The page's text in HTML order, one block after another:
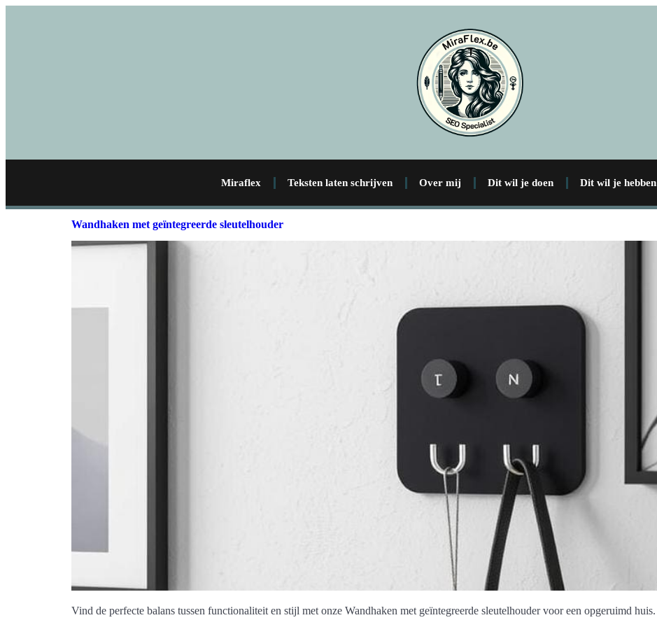
Miraflex Teksten laten schrijven Over mij Dit wil je doen Dit wil je hebben
Wandhaken met geïntegreerde sleutelhouder
Vind de perfecte balans tussen functionaliteit en stijl met onze Wandhaken met geïntegreerde sleutelhouder voor een opgeruimd huis.